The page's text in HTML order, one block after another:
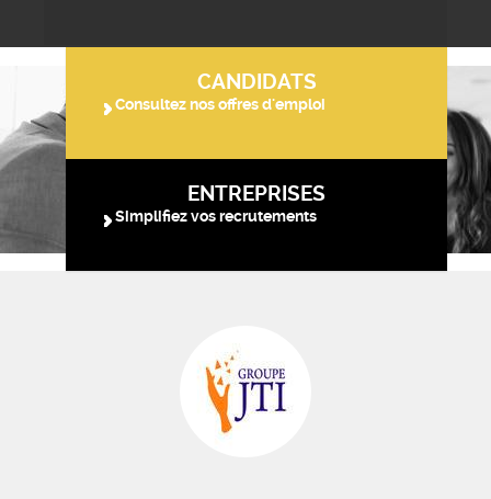
CANDIDATS
Consultez nos offres d'emploi
ENTREPRISES
Simplifiez vos recrutements